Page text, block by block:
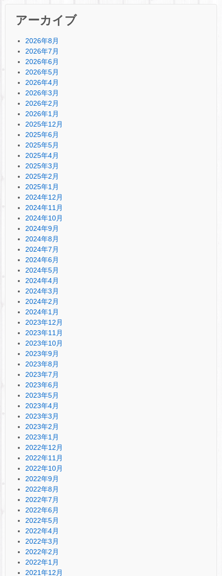
アーカイブ
2026年8月
2026年7月
2026年6月
2026年5月
2026年4月
2026年3月
2026年2月
2026年1月
2025年12月
2025年6月
2025年5月
2025年4月
2025年3月
2025年2月
2025年1月
2024年12月
2024年11月
2024年10月
2024年9月
2024年8月
2024年7月
2024年6月
2024年5月
2024年4月
2024年3月
2024年2月
2024年1月
2023年12月
2023年11月
2023年10月
2023年9月
2023年8月
2023年7月
2023年6月
2023年5月
2023年4月
2023年3月
2023年2月
2023年1月
2022年12月
2022年11月
2022年10月
2022年9月
2022年8月
2022年7月
2022年6月
2022年5月
2022年4月
2022年3月
2022年2月
2022年1月
2021年12月